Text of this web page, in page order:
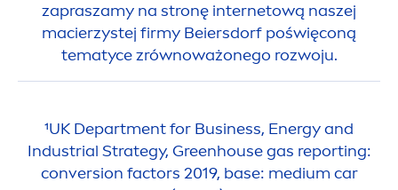
zapraszamy na stronę internetową naszej
macierzystej firmy Beiersdorf poświęconą
tematyce zrównoważonego rozwoju.
¹UK Department for Business, Energy and
Industrial Strategy, Greenhouse gas reporting:
conversion factors 2019, base: medium car